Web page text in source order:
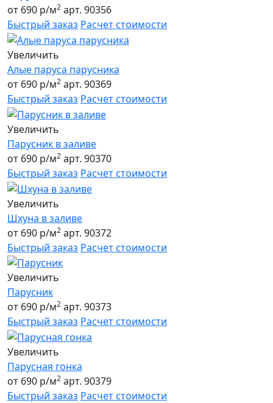
от 690 р/м2 арт. 90356
Быстрый заказ Расчет стоимости
Увеличить
Алые паруса парусника
от 690 р/м2 арт. 90369
Быстрый заказ Расчет стоимости
Увеличить
Парусник в заливе
от 690 р/м2 арт. 90370
Быстрый заказ Расчет стоимости
Увеличить
Шхуна в заливе
от 690 р/м2 арт. 90372
Быстрый заказ Расчет стоимости
Увеличить
Парусник
от 690 р/м2 арт. 90373
Быстрый заказ Расчет стоимости
Увеличить
Парусная гонка
от 690 р/м2 арт. 90379
Быстрый заказ Расчет стоимости